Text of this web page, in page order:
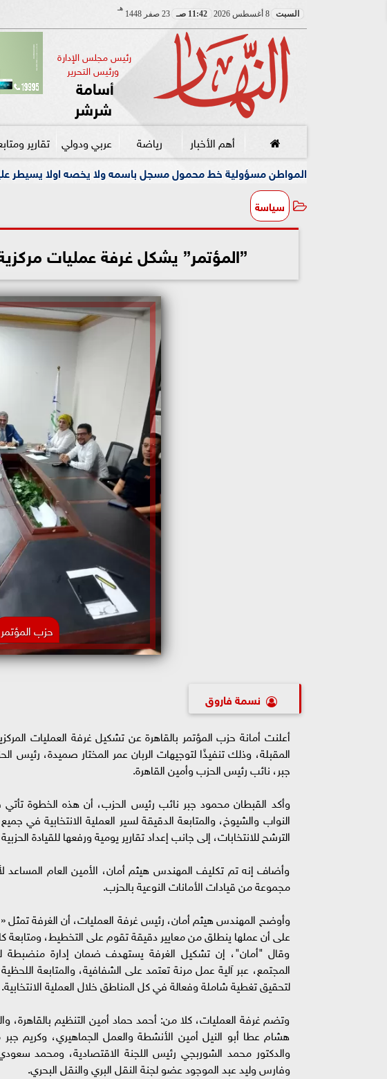
السبت 8 أغسطس 2026 11:42 صـ 23 صفر 1448
هـ
رئيس مجلس الإدارة
ورئيس التحرير
أسامة
شرشر
أهم الأخبار رياضة عربي ودولي تقارير
ليلة المواطن مسؤولية خط محمول مسجل باسمه ولا يخصه اولا يسيطر عليه
سياسة
”المؤتمر” يشكل غرفة عمليات مركزية
حزب المؤتمر
نسمة فاروق
أعلنت أمانة حزب المؤتمر بالقاهرة عن تشكيل غرفة العمليات
المقبلة، وذلك تنفيذًا لتوجيهات الربان عمر المختار صميدة،
جبر، نائب رئيس الحزب وأمين القاهرة.
وأكد القبطان محمود جبر نائب رئيس الحزب، أن هذه الخطوة تأتي
النواب والشيوخ، والمتابعة الدقيقة لسير العملية الانتخابية في
الترشح للانتخابات، إلى جانب إعداد تقارير يومية ورفعها للقيادة
وأضاف إنه تم تكليف المهندس هيثم أمان، الأمين العام المساعد
مجموعة من قيادات الأمانات النوعية بالحزب.
وأوضح المهندس هيثم أمان، رئيس غرفة العمليات، أن الغرفة تمثل
على أن عملها ينطلق من معايير دقيقة تقوم على التخطيط، ومتابعة
وقال "أمان"، إن تشكيل الغرفة يستهدف ضمان إدارة منضبطة
المجتمع، عبر آلية عمل مرنة تعتمد على الشفافية، والمتابعة
لتحقيق تغطية شاملة وفعالة في كل المناطق خلال العملية الانتخابية.
وتضم غرفة العمليات، كلا من: أحمد حماد أمين التنظيم بالقاهرة،
هشام عطا أبو النيل أمين الأنشطة والعمل الجماهيري، وكريم
والدكتور محمد الشوربجي رئيس اللجنة الاقتصادية، ومحمد
وفارس وليد عبد الموجود عضو لجنة النقل البري والنقل البحري.